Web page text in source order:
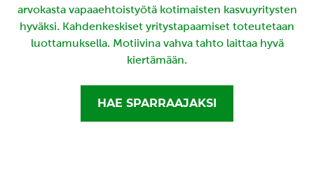
arvokasta vapaaehtoistyötä kotimaisten kasvuyritysten
hyväksi. Kahdenkeskiset yritystapaamiset toteutetaan
luottamuksella. Motiivina vahva tahto laittaa hyvä
kiertämään.
HAE SPARRAAJAKSI